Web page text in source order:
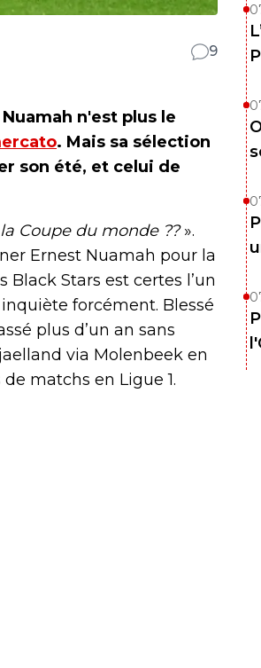
9
n'est plus le
. Mais sa sélection
son été, et celui de
Coupe du monde ??».
Ernest Nuamah pour la
Stars est certes l’un
forcément. Blessé
plus d’un an sans
via Molenbeek en
matchs en Ligue 1.